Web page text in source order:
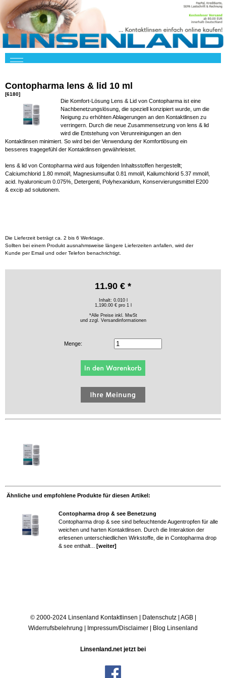
Contopharma lens & lid 10 ml
[6180]
Die Komfort-Lösung Lens & Lid von Contopharma ist eine
Nachbenetzungslösung, die speziell konzipiert wurde, um die
Neigung zu erhöhten Ablagerungen an den Kontaktlinsen zu
verringern. Durch die neue Zusammensetzung von lens & lid
wird die Entstehung von Verunreinigungen an den
Kontaktlinsen minimiert. So wird bei der Verwendung der Komfortlösung ein
besseres tragegefühl der Kontaktlinsen gewährleistet.
lens & lid von Contopharma wird aus folgenden Inhaltsstoffen hergestellt;
Calciumchlorid 1.80 mmol/l, Magnesiumsulfat 0.81 mmol/l, Kaliumchlorid 5.37 mmol/l,
acid. hyaluronicum 0.075%, Detergenti, Polyhexanidum, Konservierungsmittel E200
& excip ad solutionem.
Die Lieferzeit beträgt ca. 2 bis 6 Werktage.
Sollten bei einem Produkt ausnahmsweise längere Lieferzeiten anfallen, wird der
Kunde per Email und oder Telefon benachrichtigt.
11.90 € *
Inhalt: 0.010 l
1,190.00 € pro 1 l
*Alle Preise inkl. MwSt
und zzgl. Versandinformationen
Menge:
Ähnliche und empfohlene Produkte für diesen Artikel:
Contopharma drop & see Benetzung
Contopharma drop & see sind befeuchtende Augentropfen für alle
weichen und harten Kontaktlinsen. Durch die Interaktion der
erlesenen unterschiedlichen Wirkstoffe, die in Contopharma drop
& see enthalt... [weiter]
© 2000-2024 Linsenland Kontaktlinsen | Datenschutz| AGB|
Widerrufsbelehrung | Impressum/Disclaimer | Blog Linsenland
Linsenland.net jetzt bei